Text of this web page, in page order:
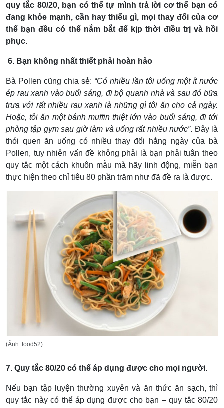
quy tắc 80/20, bạn có thể tự mình trả lời cơ thể bạn có
đang khỏe mạnh, cần hay thiếu gì, mọi thay đổi của cơ
thể bạn đều có thể nắm bắt để kịp thời điều trị và hồi
phục.
6. Bạn không nhất thiết phải hoàn hảo
Bà Pollen cũng chia sẻ: “Có nhiều lần tôi uống một ít nước
ép rau xanh vào buổi sáng, đi bộ quanh nhà và sau đó bữa
trưa với rất nhiều rau xanh là những gì tôi ăn cho cả ngày.
Hoặc, tôi ăn một bánh muffin thiệt lớn vào buổi sáng, đi tới
phòng tập gym sau giờ làm và uống rất nhiều nước”. Đây là
thói quen ăn uống có nhiều thay đổi hằng ngày của bà
Pollen, tuy nhiên vấn đề không phải là bạn phải tuân theo
quy tắc một cách khuôn mẫu mà hãy linh động, miễn bạn
thực hiện theo chỉ tiêu 80 phần trăm như đã đề ra là được.
(Ảnh: food52)
7. Quy tắc 80/20 có thể áp dụng được cho mọi người.
Nếu bạn tập luyện thường xuyên và ăn thức ăn sạch, thì
quy tắc này có thể áp dụng được cho bạn – quy tắc 80/20